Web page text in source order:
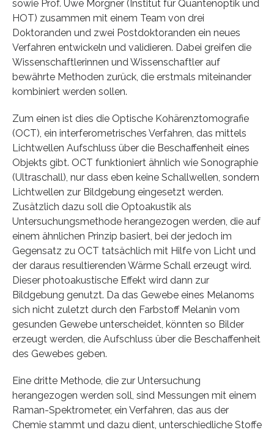
sowie Prof. Uwe Morgner (Institut für Quantenoptik und
HOT) zusammen mit einem Team von drei
Doktoranden und zwei Postdoktoranden ein neues
Verfahren entwickeln und validieren. Dabei greifen die
Wissenschaftlerinnen und Wissenschaftler auf
bewährte Methoden zurück, die erstmals miteinander
kombiniert werden sollen.
Zum einen ist dies die Optische Kohärenztomografie
(OCT), ein interferometrisches Verfahren, das mittels
Lichtwellen Aufschluss über die Beschaffenheit eines
Objekts gibt. OCT funktioniert ähnlich wie Sonographie
(Ultraschall), nur dass eben keine Schallwellen, sondern
Lichtwellen zur Bildgebung eingesetzt werden.
Zusätzlich dazu soll die Optoakustik als
Untersuchungsmethode herangezogen werden, die auf
einem ähnlichen Prinzip basiert, bei der jedoch im
Gegensatz zu OCT tatsächlich mit Hilfe von Licht und
der daraus resultierenden Wärme Schall erzeugt wird.
Dieser photoakustische Effekt wird dann zur
Bildgebung genutzt. Da das Gewebe eines Melanoms
sich nicht zuletzt durch den Farbstoff Melanin vom
gesunden Gewebe unterscheidet, könnten so Bilder
erzeugt werden, die Aufschluss über die Beschaffenheit
des Gewebes geben.
Eine dritte Methode, die zur Untersuchung
herangezogen werden soll, sind Messungen mit einem
Raman-Spektrometer, ein Verfahren, das aus der
Chemie stammt und dazu dient, unterschiedliche Stoffe